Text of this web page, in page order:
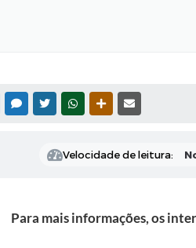
FACEBOOKMESSENGER
TWITTERWHATSAPPOUTRAS MÍDIAS
Velocidade de leitura:
Para mais informações, os